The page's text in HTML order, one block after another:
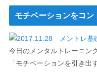
モチベーションをコン
今日のメンタルトレーニン
「モチベーションを引き出